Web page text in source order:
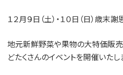
１２月９日（土）・１０日（日）歳末
地元新鮮野菜や果物の大特価販
どたくさんのイベントを開催いたし